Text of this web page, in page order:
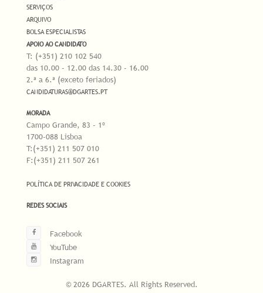
SERVIÇOS
ARQUIVO
BOLSA ESPECIALISTAS
APOIO AO CANDIDATO
T: (+351) 210 102 540
das 10.00 - 12.00 das 14.30 - 16.00
2.ª a 6.ª (exceto feriados)
CANDIDATURAS@DGARTES.PT
MORADA
Campo Grande, 83 - 1º
1700-088 Lisboa
T:(+351) 211 507 010
F:(+351) 211 507 261
POLÍTICA DE PRIVACIDADE E COOKIES
REDES SOCIAIS
Facebook
YouTube
Instagram
© 2026 DGARTES. All Rights Reserved.